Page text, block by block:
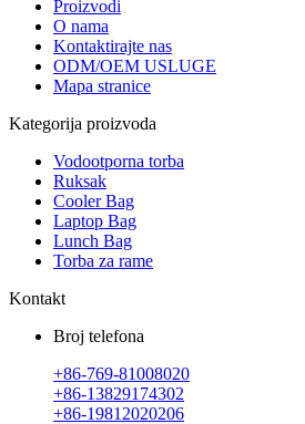
Proizvodi
O nama
Kontaktirajte nas
ODM/OEM USLUGE
Mapa stranice
Kategorija proizvoda
Vodootporna torba
Ruksak
Cooler Bag
Laptop Bag
Lunch Bag
Torba za rame
Kontakt
Broj telefona
+86-769-81008020
+86-13829174302
+86-19812020206